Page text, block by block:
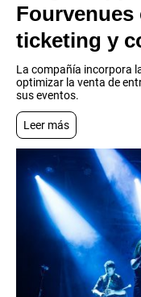
ticketing y
La compañía incorpora
optimizar la venta de
sus eventos.
Leer más